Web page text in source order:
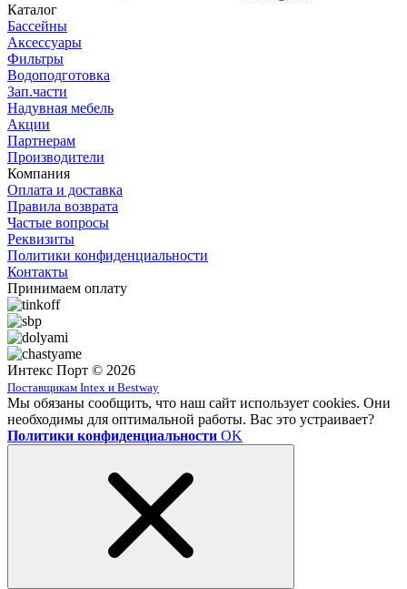
Каталог
Бассейны
Аксессуары
Фильтры
Водоподготовка
Зап.части
Надувная мебель
Акции
Партнерам
Производители
Компания
Оплата и доставка
Правила возврата
Частые вопросы
Реквизиты
Политики конфиденциальности
Контакты
Принимаем оплату
Интекс Порт © 2026
Поставщикам Intex и Bestway
Мы обязаны сообщить, что наш сайт использует cookies. Они
необходимы для оптимальной работы. Вас это устраивает?
Политики конфиденциальности OK